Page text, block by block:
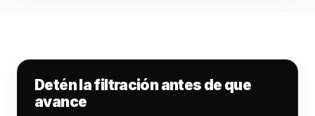
Detén la filtración antes de que
avance